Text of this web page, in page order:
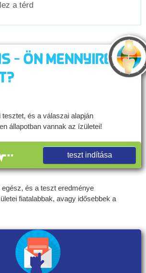
a térd
- Ön mennyire
tesztet, és a válaszai alapján
állapotban vannak az ízületei!
teszt indítása
és a teszt eredménye
fiatalabbak, avagy idősebbek a